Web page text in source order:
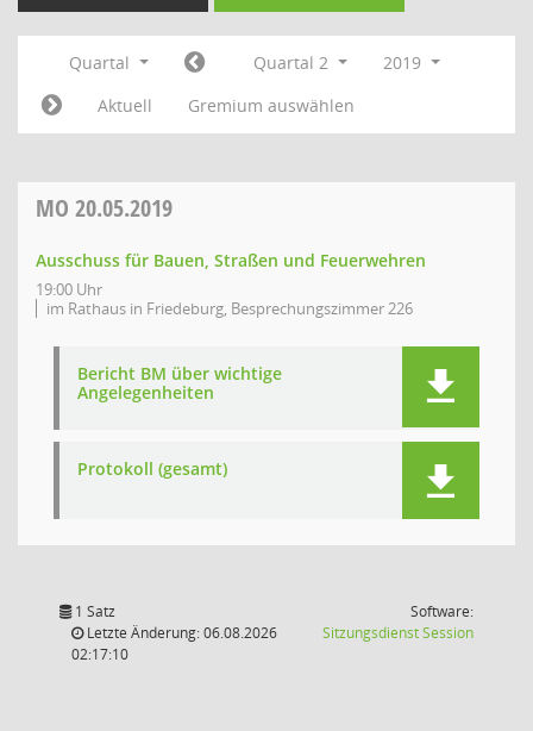
Quartal Quartal 2
2019
Aktuell
Gremium auswählen
MO 20.05.2019
Ausschuss für Bauen, Straßen und Feuerwehren
19:00 Uhr
im Rathaus in Friedeburg, Besprechungszimmer 226
Bericht BM über wichtige
Angelegenheiten
Protokoll (gesamt)
1 Satz
Letzte Änderung: 06.08.2026
02:17:10
Software:
SitzungsdienstSession(Wird in